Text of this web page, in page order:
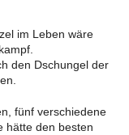
im Leben wäre
den Dschungel der
fünf verschiedene
hätte den besten